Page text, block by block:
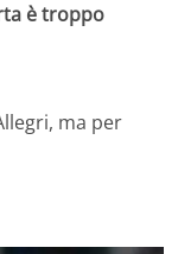
è troppo
ma per